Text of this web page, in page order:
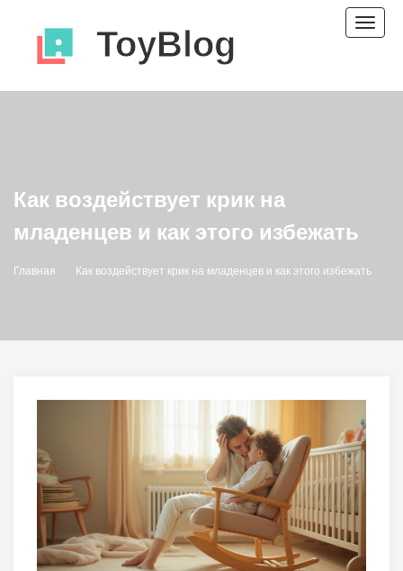
Как воздействует крик на
младенцев и как этого избежать
Главная Как воздействует крик на младенцев и как этого избежать